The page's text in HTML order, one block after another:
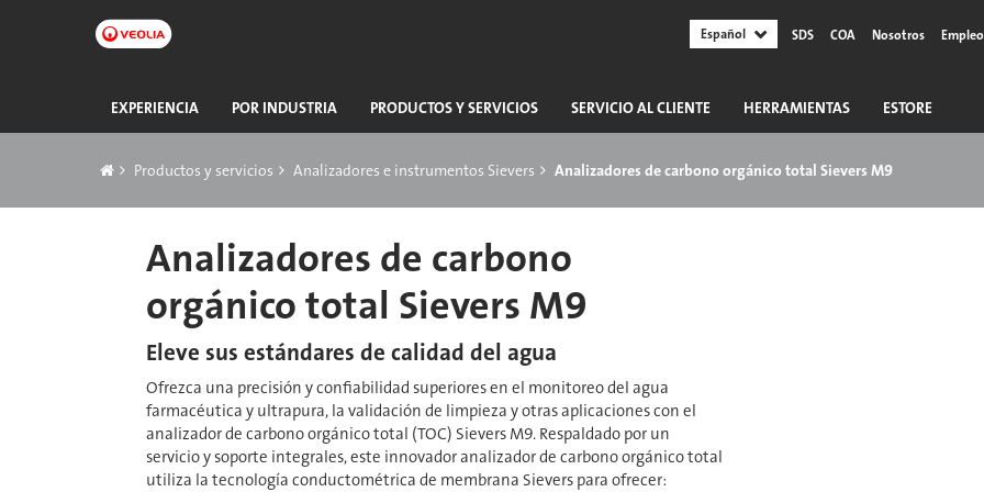
Español SDS COA Nosotros
Navegación
principal
EXPERIENCIA POR INDUSTRIA PRODUCTOS Y SERVICIOS SERVICIO AL CLIENTE HERRAMIENTAS ESTORE
Productos y servicios Analizadores e instrumentos Sievers Analizadores de carbono orgánico total Sievers M9
Analizadores de carbono
orgánico total Sievers M9
Eleve sus estándares de calidad del agua
Ofrezca una precisión y confiabilidad superiores en el monitoreo del agua
farmacéutica y ultrapura, la validación de limpieza y otras aplicaciones con el
analizador de carbono orgánico total (TOC) Sievers M9. Respaldado por un
servicio y soporte integrales, este innovador analizador de carbono orgánico total
utiliza la tecnología conductométrica de membrana Sievers para ofrecer: